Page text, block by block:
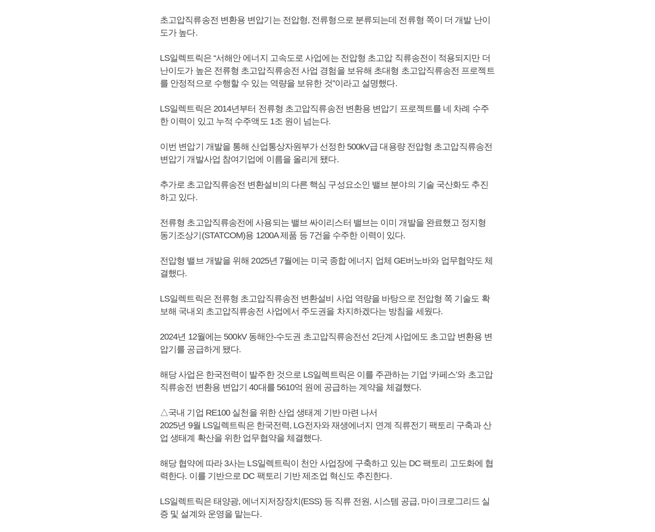
초고압직류송전 변환용 변압기는 전압형, 전류형으로 분류되는데 전류형 쪽이 더 개발 난이
도가 높다.
LS일렉트릭은 “서해안 에너지 고속도로 사업에는 전압형 초고압 직류송전이 적용되지만 더
난이도가 높은 전류형 초고압직류송전 사업 경험을 보유해 초대형 초고압직류송전 프로젝트
를 안정적으로 수행할 수 있는 역량을 보유한 것”이라고 설명했다.
LS일렉트릭은 2014년부터 전류형 초고압직류송전 변환용 변압기 프로젝트를 네 차례 수주
한 이력이 있고 누적 수주액도 1조 원이 넘는다.
이번 변압기 개발을 통해 산업통상자원부가 선정한 500kV급 대용량 전압형 초고압직류송전
변압기 개발사업 참여기업에 이름을 올리게 됐다.
추가로 초고압직류송전 변환설비의 다른 핵심 구성요소인 밸브 분야의 기술 국산화도 추진
하고 있다.
전류형 초고압직류송전에 사용되는 밸브 싸이리스터 밸브는 이미 개발을 완료했고 정지형
동기조상기(STATCOM)용 1200A 제품 등 7건을 수주한 이력이 있다.
전압형 밸브 개발을 위해 2025년 7월에는 미국 종합 에너지 업체 GE버노바와 업무협약도 체
결했다.
LS일렉트릭은 전류형 초고압직류송전 변환설비 사업 역량을 바탕으로 전압형 쪽 기술도 확
보해 국내외 초고압직류송전 사업에서 주도권을 차지하겠다는 방침을 세웠다.
2024년 12월에는 500kV 동해안-수도권 초고압직류송전선 2단계 사업에도 초고압 변환용 변
압기를 공급하게 됐다.
해당 사업은 한국전력이 발주한 것으로 LS일렉트릭은 이를 주관하는 기업 ‘카페스’와 초고압
직류송전 변환용 변압기 40대를 5610억 원에 공급하는 계약을 체결했다.
△국내 기업 RE100 실천을 위한 산업 생태계 기반 마련 나서
2025년 9월 LS일렉트릭은 한국전력, LG전자와 재생에너지 연계 직류전기 팩토리 구축과 산
업 생태계 확산을 위한 업무협약을 체결했다.
해당 협약에 따라 3사는 LS일렉트릭이 천안 사업장에 구축하고 있는 DC 팩토리 고도화에 협
력한다. 이를 기반으로 DC 팩토리 기반 제조업 혁신도 추진한다.
LS일렉트릭은 태양광, 에너지저장장치(ESS) 등 직류 전원, 시스템 공급, 마이크로그리드 실
증 및 설계와 운영을 맡는다.